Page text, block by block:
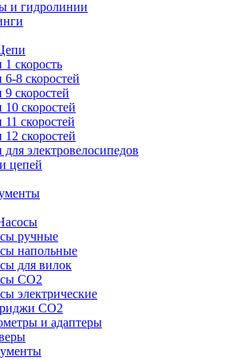
и гидролинии
скорость
8 скоростей
скоростей
скоростей
скоростей
скоростей
электровелосипедов
цепей
ручные
напольные
для вилок
CO2
электрические
CO2
и адаптеры